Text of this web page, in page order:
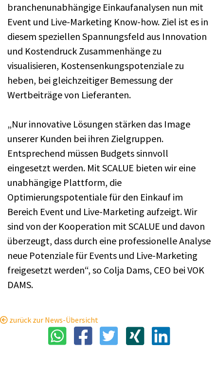
branchenunabhängige Einkaufanalysen nun mit
Event und Live-Marketing Know-how. Ziel ist es in
diesem speziellen Spannungsfeld aus Innovation
und Kostendruck Zusammenhänge zu
visualisieren, Kostensenkungspotenziale zu
heben, bei gleichzeitiger Bemessung der
Wertbeiträge von Lieferanten.
„Nur innovative Lösungen stärken das Image
unserer Kunden bei ihren Zielgruppen.
Entsprechend müssen Budgets sinnvoll
eingesetzt werden. Mit SCALUE bieten wir eine
unabhängige Plattform, die
Optimierungspotentiale für den Einkauf im
Bereich Event und Live-Marketing aufzeigt. Wir
sind von der Kooperation mit SCALUE und davon
überzeugt, dass durch eine professionelle Analyse
neue Potenziale für Events und Live-Marketing
freigesetzt werden“, so Colja Dams, CEO bei VOK
DAMS.
zurück zur News-Übersicht